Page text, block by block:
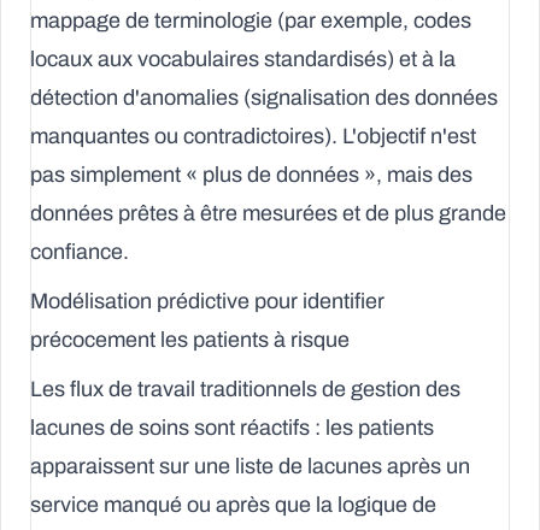
mappage de terminologie (par exemple, codes
locaux aux vocabulaires standardisés) et à la
détection d'anomalies (signalisation des données
manquantes ou contradictoires). L'objectif n'est
pas simplement « plus de données », mais des
données prêtes à être mesurées et de plus grande
confiance.
Modélisation prédictive pour identifier
précocement les patients à risque
Les flux de travail traditionnels de gestion des
lacunes de soins sont réactifs : les patients
apparaissent sur une liste de lacunes après un
service manqué ou après que la logique de